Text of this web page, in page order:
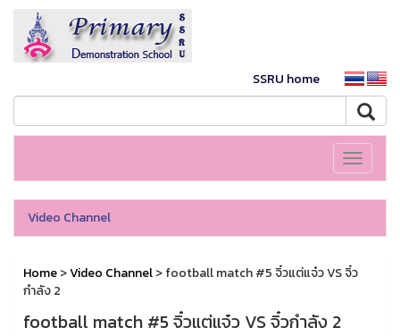
SSRU home
Toggle
Video Channel
Home>Video Channel> football match #5 จิ๋วแต่แจ๋ว VS จิ๋ว
กำลัง 2
football match #5 จิ๋วแต่แจ๋ว VS จิ๋วกำลัง 2